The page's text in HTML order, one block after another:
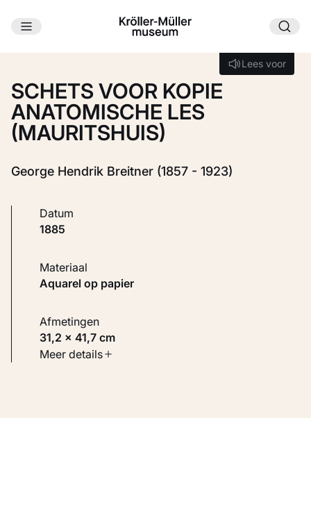
Ga naar hoofdinhoud
Lees voor
Lees voor
SCHETS VOOR KOPIE
ANATOMISCHE LES
(MAURITSHUIS)
George Hendrik Breitner (1857 - 1923)
Datum
1885
Materiaal
Aquarel op papier
Afmetingen
31,2 × 41,7 cm
Soort werk
Meer details